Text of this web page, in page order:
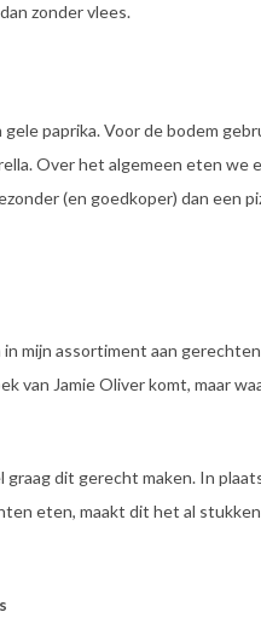
zonder vlees.
paprika. Voor de bodem
Over het algemeen eten we
(en goedkoper) dan een
mijn assortiment aan
Jamie Oliver komt, maar
dit gerecht maken. In
eten, maakt dit het al